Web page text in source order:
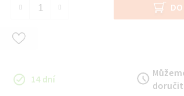
14 dní